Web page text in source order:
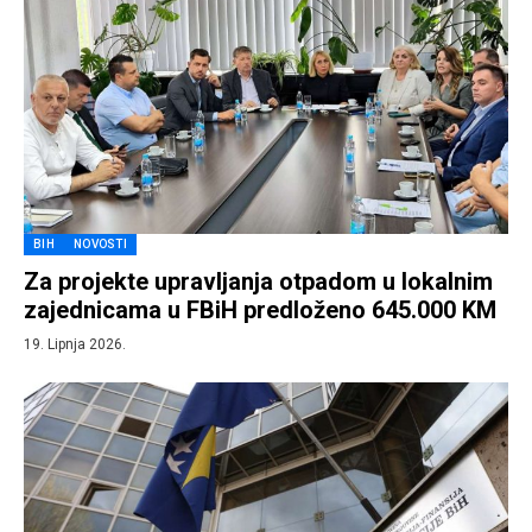
BIH NOVOSTI
Za projekte upravljanja otpadom u lokalnim
zajednicama u FBiH predloženo 645.000 KM
19. Lipnja 2026.